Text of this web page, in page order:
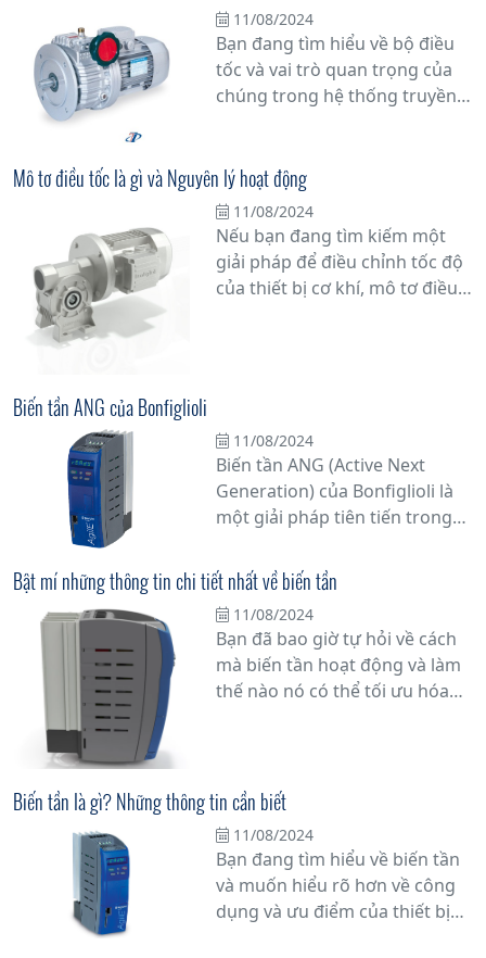
tiến giúp tăng cường hiệu quả
vận hành và tiết kiệm năng
lượng.
11/08/2024
Bạn đang tìm hiểu về bộ điều
tốc và vai trò quan trọng của
chúng trong hệ thống truyền
về bộ điều tốc là gì và tại sao
chúng đóng vai trò không thể
phủ nhận trong việc duy trì
hiệu suất hoạt động của động
cơ.
Mô tơ điều tốc là gì và Nguyên lý hoạt động
11/08/2024
Nếu bạn đang tìm kiếm một
giải pháp để điều chỉnh tốc độ
của thiết bị cơ khí, mô tơ điều
không? Hãy cùng chúng tôi
khám phá chi tiết hơn về vấn
đề này.
Biến tần ANG của Bonfiglioli
11/08/2024
Biến tần ANG (Active Next
Generation) của Bonfiglioli là
một giải pháp tiên tiến trong
servo, được thiết kế để cung
cấp hiệu suất cao và linh hoạt
trong các ứng dụng công
nghiệp đa dạng. Với nhiều tính
năng tiên tiến và khả năng tùy
chỉnh linh hoạt, biến tần ANG
Bật mí những thông tin chi tiết nhất về biến tần
11/08/2024
Bạn đã bao giờ tự hỏi về cách
mà biến tần hoạt động và làm
thế nào nó có thể tối ưu hóa
cho bạn những thông tin chi
tiết nhất về biến tần, thiết bị
quan trọng giúp tăng cường
năng suất sản xuất và tiết kiệm
năng lượng.
Biến tần là gì? Những thông tin cần biết
11/08/2024
Bạn đang tìm hiểu về biến tần
và muốn hiểu rõ hơn về công
dụng và ưu điểm của thiết bị